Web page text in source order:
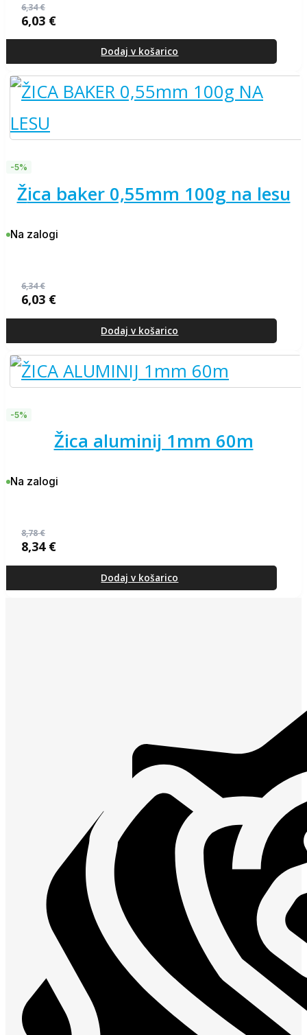
6,34€
cena
6,34 €.
6,03 €
cena
Dodaj v košarico
-5%
žica baker 0,55mm 100g na lesu
Na zalogi
6,34€
cena
6,34 €.
6,03 €
cena
Dodaj v košarico
-5%
žica aluminij 1mm 60m
Na zalogi
8,78€
cena
8,78 €.
8,34 €
cena
Dodaj v košarico